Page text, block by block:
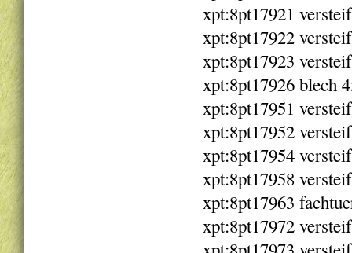
xpt:8pt17921
xpt:8pt17922
xpt:8pt17923
xpt:8pt17926 blech
xpt:8pt17951
xpt:8pt17952
xpt:8pt17954
xpt:8pt17958
xpt:8pt17963
xpt:8pt17972